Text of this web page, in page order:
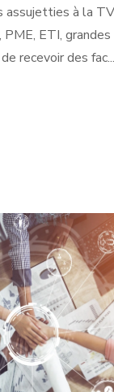
assujetties à la
ETI,
recevoir des fac...